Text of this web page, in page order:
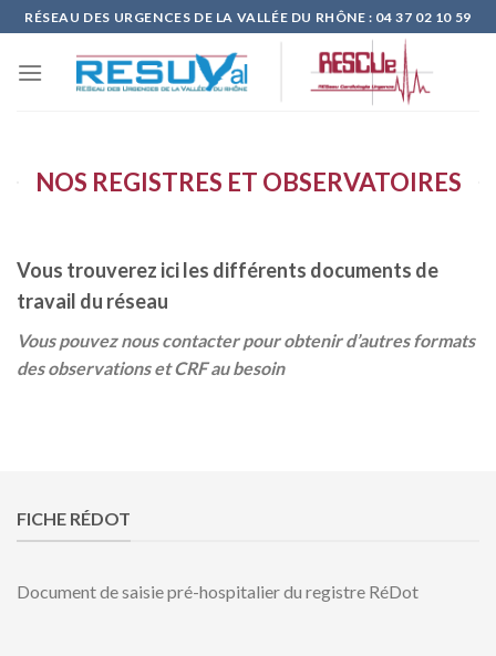
Skip
content
RÉSEAU DES URGENCES DE LA VALLÉE DU RHÔNE : 04 37 02 10 59
NOS REGISTRES ET OBSERVATOIRES
Vous trouverez ici les différents documents de
travail du réseau
Vous pouvez nous contacter pour obtenir d’autres formats
des observations et CRF au besoin
FICHE RÉDOT
Document de saisie pré-hospitalier du registre RéDot